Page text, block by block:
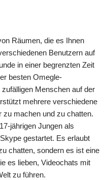
Räumen, die es Ihnen
Benutzern auf
in einer begrenzten Zeit
besten Omegle-
Menschen auf der
mehrere verschiedene
zu machen und zu chatten.
jährigen Jungen als
gestartet. Es erlaubt
chatten, sondern es ist eine
es lieben, Videochats mit
zu führen.